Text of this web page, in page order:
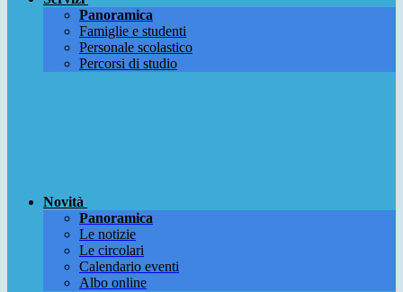
Panoramica
Famiglie e studenti
Personale scolastico
Percorsi di studio
Novità
Panoramica
Le notizie
Le circolari
Calendario eventi
Albo online